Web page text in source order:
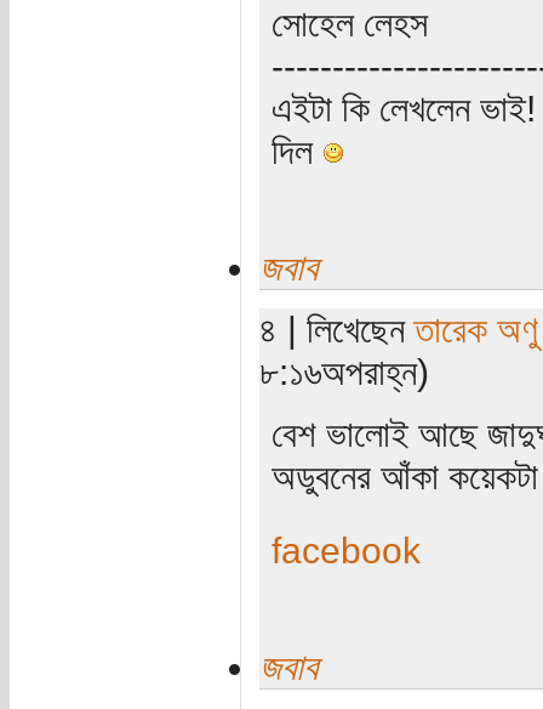
সোহেল লেহস
এইটা কি লেখলেন
দিল
জবাব
৪ | লিখেছেনতারেক অণু
৮:১৬অপরাহ্ন)
বেশ ভালোই আছে
অডুবনের আঁকা
facebook
জবাব